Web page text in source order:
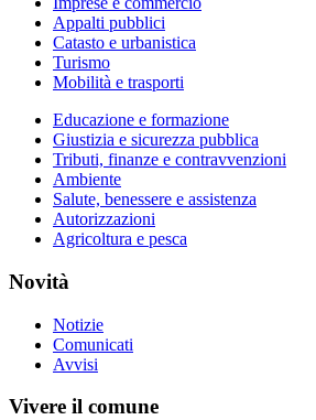
Appalti pubblici
Catasto e urbanistica
Turismo
Mobilità e trasporti
Educazione e formazione
Giustizia e sicurezza pubblica
Tributi, finanze e contravvenzioni
Ambiente
Salute, benessere e assistenza
Autorizzazioni
Agricoltura e pesca
Novità
Notizie
Comunicati
Avvisi
Vivere il comune